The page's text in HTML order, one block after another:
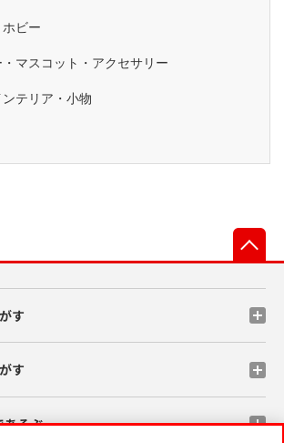
ビー
マスコット・アクセサリー
テリア・小物
す
す
あそぶ